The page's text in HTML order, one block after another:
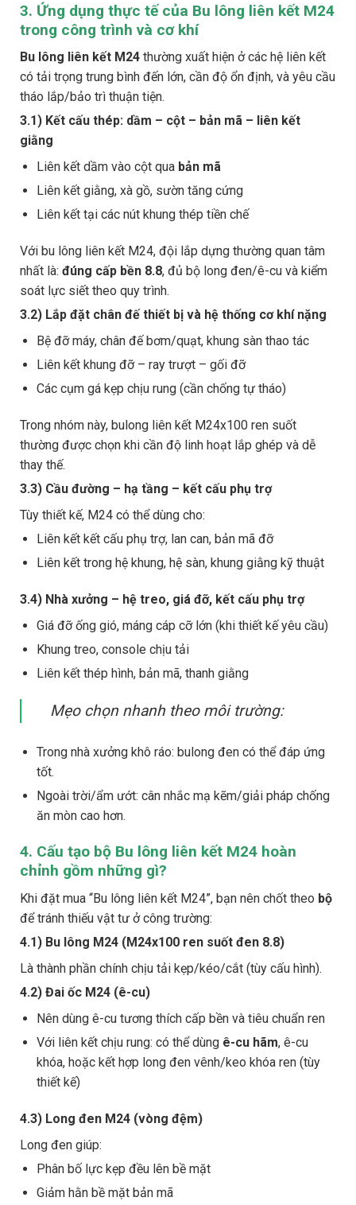
3. Ứng dụng thực tế của Bu lông liên kết M24
trong công trình và cơ khí
Bu lông liên kết M24 thường xuất hiện ở các hệ liên kết
có tải trọng trung bình đến lớn, cần độ ổn định, và yêu cầu
tháo lắp/bảo trì thuận tiện.
3.1) Kết cấu thép: dầm – cột – bản mã – liên kết
giằng
Liên kết dầm vào cột qua bản mã
Liên kết giằng, xà gồ, sườn tăng cứng
Liên kết tại các nút khung thép tiền chế
Với bu lông liên kết M24, đội lắp dựng thường quan tâm
nhất là: đúng cấp bền 8.8, đủ bộ long đen/ê-cu và kiểm
soát lực siết theo quy trình.
3.2) Lắp đặt chân đế thiết bị và hệ thống cơ khí nặng
Bệ đỡ máy, chân đế bơm/quạt, khung sàn thao tác
Liên kết khung đỡ – ray trượt – gối đỡ
Các cụm gá kẹp chịu rung (cần chống tự tháo)
Trong nhóm này, bulong liên kết M24x100 ren suốt
thường được chọn khi cần độ linh hoạt lắp ghép và dễ
thay thế.
3.3) Cầu đường – hạ tầng – kết cấu phụ trợ
Tùy thiết kế, M24 có thể dùng cho:
Liên kết kết cấu phụ trợ, lan can, bản mã đỡ
Liên kết trong hệ khung, hệ sàn, khung giằng kỹ thuật
3.4) Nhà xưởng – hệ treo, giá đỡ, kết cấu phụ trợ
Giá đỡ ống gió, máng cáp cỡ lớn (khi thiết kế yêu cầu)
Khung treo, console chịu tải
Liên kết thép hình, bản mã, thanh giằng
Mẹo chọn nhanh theo môi trường:
Trong nhà xưởng khô ráo: bulong đen có thể đáp ứng
tốt.
Ngoài trời/ẩm ướt: cân nhắc mạ kẽm/giải pháp chống
ăn mòn cao hơn.
4. Cấu tạo bộ Bu lông liên kết M24 hoàn
chỉnh gồm những gì?
Khi đặt mua “Bu lông liên kết M24”, bạn nên chốt theo bộ
để tránh thiếu vật tư ở công trường:
4.1) Bu lông M24 (M24x100 ren suốt đen 8.8)
Là thành phần chính chịu tải kẹp/kéo/cắt (tùy cấu hình).
4.2) Đai ốc M24 (ê-cu)
Nên dùng ê-cu tương thích cấp bền và tiêu chuẩn ren
Với liên kết chịu rung: có thể dùng ê-cu hãm, ê-cu
khóa, hoặc kết hợp long đen vênh/keo khóa ren (tùy
thiết kế)
4.3) Long đen M24 (vòng đệm)
Long đen giúp:
Phân bố lực kẹp đều lên bề mặt
Giảm hằn bề mặt bản mã